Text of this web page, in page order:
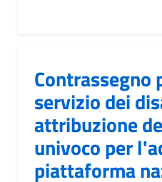
Contrassegno
servizio dei
attribuzione
univoco per
piattaforma